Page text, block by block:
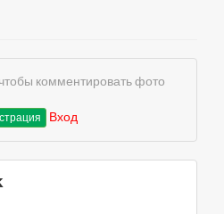
комментировать фото
Вход